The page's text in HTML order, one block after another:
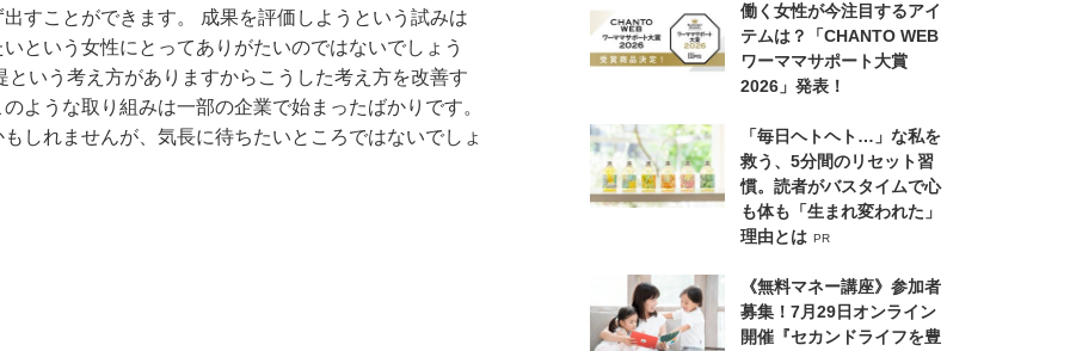
すことができます。 成果を評価しようという試みは
という女性にとってありがたいのではないでしょう
いう考え方がありますからこうした考え方を改善す
ような取り組みは一部の企業で始まったばかりです。
しれませんが、気長に待ちたいところではないでしょ
働く女性が今注目するアイ
テムは？「CHANTO WEB
ワーママサポート大賞
2026」発表！
「毎日ヘトヘト…」な私を
救う、5分間のリセット習
慣。読者がバスタイムで心
も体も「生まれ変われた」
理由とは PR
《無料マネー講座》参加者
募集！7月29日オンライン
開催『セカンドライフを豊